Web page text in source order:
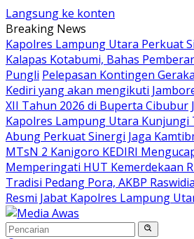
Langsung ke konten
Breaking News
Kapolres Lampung Utara Perkuat
Kalapas Kotabumi, Bahas
Pungli Pelepasan Kontingen
Kediri yang akan mengikuti
XII Tahun 2026 di Buperta Cibubur
Kapolres Lampung Utara Kunjungi
Abung Perkuat Sinergi Jaga
MTsN 2 Kanigoro KEDIRI
Memperingati HUT Kemerdekaan
Tradisi Pedang Pora, AKBP
Resmi Jabat Kapolres Lampung